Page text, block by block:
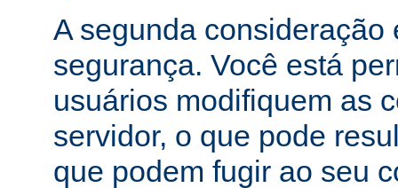
A segunda consideração
segurança. Você está
usuários modifiquem as
servidor, o que pode
que podem fugir ao seu